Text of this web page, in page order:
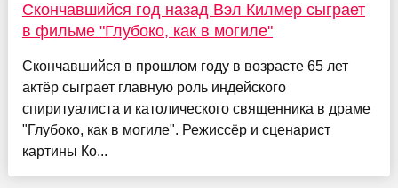
Скончавшийся год назад Вэл Килмер сыграет
в фильме "Глубоко, как в могиле"
Скончавшийся в прошлом году в возрасте 65 лет
актёр сыграет главную роль индейского
спиритуалиста и католического священника в драме
"Глубоко, как в могиле". Режиссёр и сценарист
картины Ко...